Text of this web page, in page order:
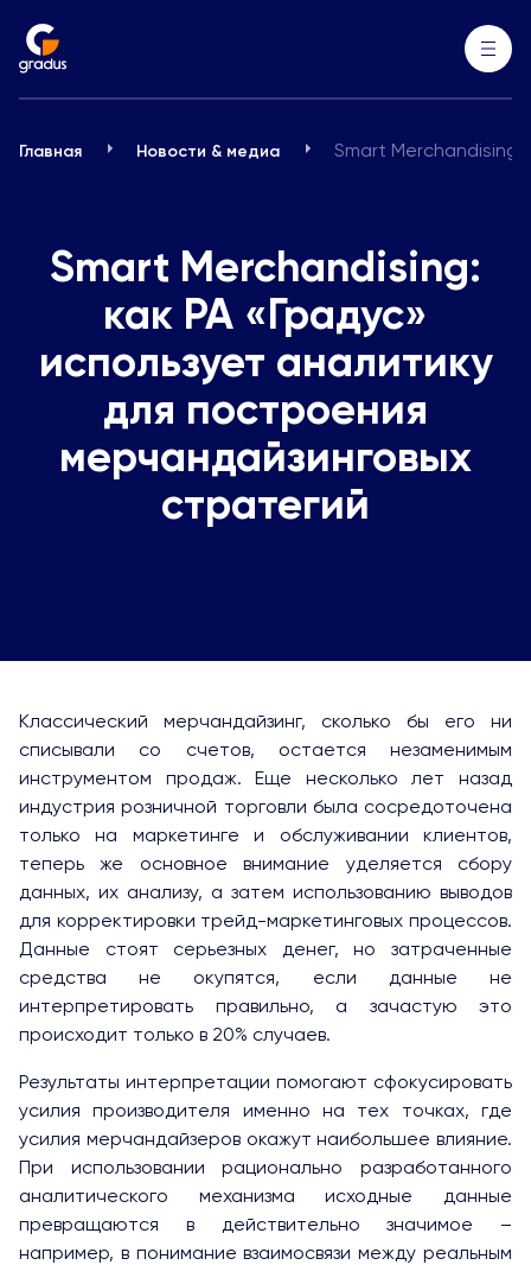
Главная Новости & медиа Smart Merchandising:
Smart Merchandising:
как РА «Градус»
использует аналитику
для построения
мерчандайзинговых
стратегий
Классический мерчандайзинг, сколько бы его ни
списывали со счетов, остается незаменимым
инструментом продаж. Еще несколько лет назад
индустрия розничной торговли была сосредоточена
только на маркетинге и обслуживании клиентов,
теперь же основное внимание уделяется сбору
данных, их анализу, а затем использованию выводов
для корректировки трейд-маркетинговых процессов.
Данные стоят серьезных денег, но затраченные
средства не окупятся, если данные не
интерпретировать правильно, а зачастую это
происходит только в 20% случаев.
Результаты интерпретации помогают сфокусировать
усилия производителя именно на тех точках, где
усилия мерчандайзеров окажут наибольшее влияние.
При использовании рационально разработанного
аналитического механизма исходные данные
превращаются в действительно значимое –
например, в понимание взаимосвязи между реальным